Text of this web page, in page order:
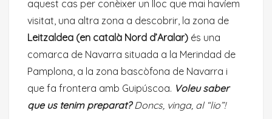
aquest cas per conèixer un lloc que mai havíem
visitat, una altra zona a descobrir, la zona de
Leitzaldea (en català Nord d’Aralar) és una
comarca de Navarra situada a la Merindad de
Pamplona, a la zona bascòfona de Navarra i
que fa frontera amb Guipúscoa. Voleu saber
que us tenim preparat?Doncs, vinga, al “lio”!